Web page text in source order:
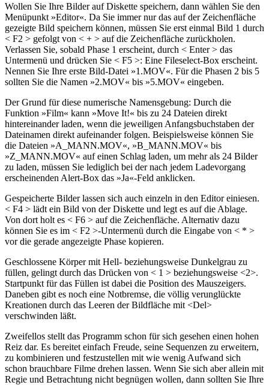
Wollen Sie Ihre Bilder auf Diskette speichern, dann wählen Sie den
Menüpunkt »Editor«. Da Sie immer nur das auf der Zeichenfläche
gezeigte Bild speichern können, müssen Sie erst einmal Bild 1 durch
< F2 > gefolgt von < + > auf die Zeichenfläche zurückholen.
Verlassen Sie, sobald Phase 1 erscheint, durch < Enter > das
Untermenü und drücken Sie < F5 >: Eine Fileselect-Box erscheint.
Nennen Sie Ihre erste Bild-Datei »1.MOV«. Für die Phasen 2 bis 5
sollten Sie die Namen »2.MOV« bis »5.MOV« eingeben.
Der Grund für diese numerische Namensgebung: Durch die
Funktion »Film« kann »Move It!« bis zu 24 Dateien direkt
hintereinander laden, wenn die jeweiligen Anfangsbuchstaben der
Dateinamen direkt aufeinander folgen. Beispielsweise können Sie
die Dateien »A_MANN.MOV«, »B_MANN.MOV« bis
»Z_MANN.MOV« auf einen Schlag laden, um mehr als 24 Bilder
zu laden, müssen Sie lediglich bei der nach jedem Ladevorgang
erscheinenden Alert-Box das »Ja«-Feld anklicken.
Gespeicherte Bilder lassen sich auch einzeln in den Editor einiesen.
< F4 > lädt ein Bild von der Diskette und legt es auf die Ablage.
Von dort holt es < F6 > auf die Zeichenfläche. Alternativ dazu
können Sie es im < F2 >-Untermenü durch die Eingabe von < * >
vor die gerade angezeigte Phase kopieren.
Geschlossene Körper mit Hell- beziehungsweise Dunkelgrau zu
füllen, gelingt durch das Drücken von < 1 > beziehungsweise <2>.
Startpunkt für das Füllen ist dabei die Position des Mauszeigers.
Daneben gibt es noch eine Notbremse, die völlig verunglückte
Kreationen durch das Leeren der Bildfläche mit <Del>
verschwinden läßt.
Zweifellos stellt das Programm schon für sich gesehen einen hohen
Reiz dar. Es bereitet einfach Freude, seine Sequenzen zu erweitern,
zu kombinieren und festzustellen mit wie wenig Aufwand sich
schon brauchbare Filme drehen lassen. Wenn Sie sich aber allein mit
Regie und Betrachtung nicht begnügen wollen, dann sollten Sie Ihre